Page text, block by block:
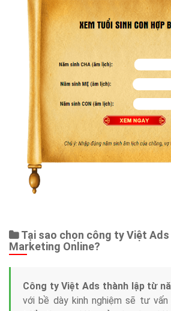
Tại sao chọn công ty Việt
Marketing Online?
Công ty Việt Ads thành lập từ
với bề dày kinh nghiệm sẽ tư